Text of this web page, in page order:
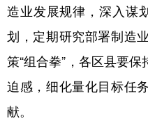
造业发展规律，深入谋
划，定期研究部署制造
策“组合拳”，各区县要
迫感，细化量化目标任
献。